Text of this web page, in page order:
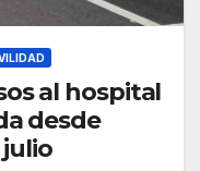
al hospital
desde